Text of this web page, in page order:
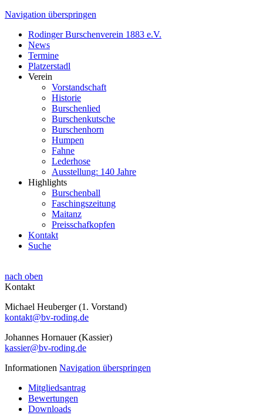
Navigation überspringen
Rodinger Burschenverein 1883 e.V.
News
Termine
Platzerstadl
Verein
Vorstandschaft
Historie
Burschenlied
Burschenkutsche
Burschenhorn
Humpen
Fahne
Lederhose
Ausstellung: 140 Jahre
Highlights
Burschenball
Faschingszeitung
Maitanz
Preisschafkopfen
Kontakt
Suche
nach oben
Kontakt
Michael Heuberger (1. Vorstand)
kontakt@bv-roding.de
Johannes Hornauer (Kassier)
kassier@bv-roding.de
Informationen Navigation überspringen
Mitgliedsantrag
Bewertungen
Downloads